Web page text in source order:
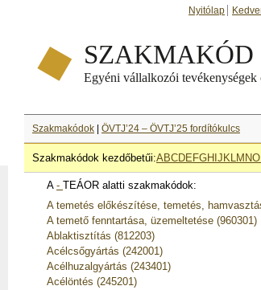
Nyitólap
Szakmakódok ÖVTJ’24 – ÖVTJ’25 fordítókulcs
Szakmakódok kezdőbetűi:ABCDE FGH J KLM NO
A - TEÁOR alatti szakmakódok:
A temetés előkészítése, temetés,
A temető fenntartása, üzemeltetése (960301)
Ablaktisztítás (812203)
Acélcsőgyártás (242001)
Acélhuzalgyártás (243401)
Acélöntés (245201)